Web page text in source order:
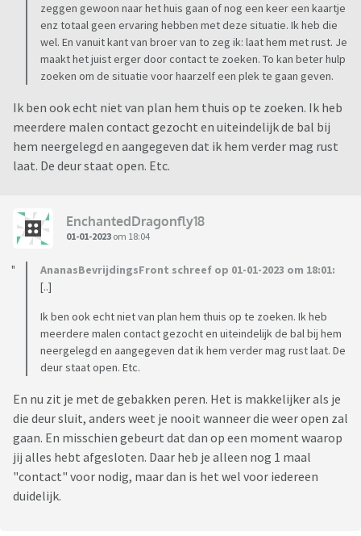
zeggen gewoon naar het huis gaan of nog een keer een kaartje
enz totaal geen ervaring hebben met deze situatie. Ik heb die
wel. En vanuit kant van broer van to zeg ik: laat hem met rust. Je
maakt het juist erger door contact te zoeken. To kan beter hulp
zoeken om de situatie voor haarzelf een plek te gaan geven.
Ik ben ook echt niet van plan hem thuis op te zoeken. Ik heb
meerdere malen contact gezocht en uiteindelijk de bal bij
hem neergelegd en aangegeven dat ik hem verder mag rust
laat. De deur staat open. Etc.
EnchantedDragonfly18
01-01-2023 om 18:04
AnanasBevrijdingsFront schreef op 01-01-2023 om 18:01:
[..]
Ik ben ook echt niet van plan hem thuis op te zoeken. Ik heb
meerdere malen contact gezocht en uiteindelijk de bal bij hem
neergelegd en aangegeven dat ik hem verder mag rust laat. De
deur staat open. Etc.
En nu zit je met de gebakken peren. Het is makkelijker als je
die deur sluit, anders weet je nooit wanneer die weer open zal
gaan. En misschien gebeurt dat dan op een moment waarop
jij alles hebt afgesloten. Daar heb je alleen nog 1 maal
"contact" voor nodig, maar dan is het wel voor iedereen
duidelijk.